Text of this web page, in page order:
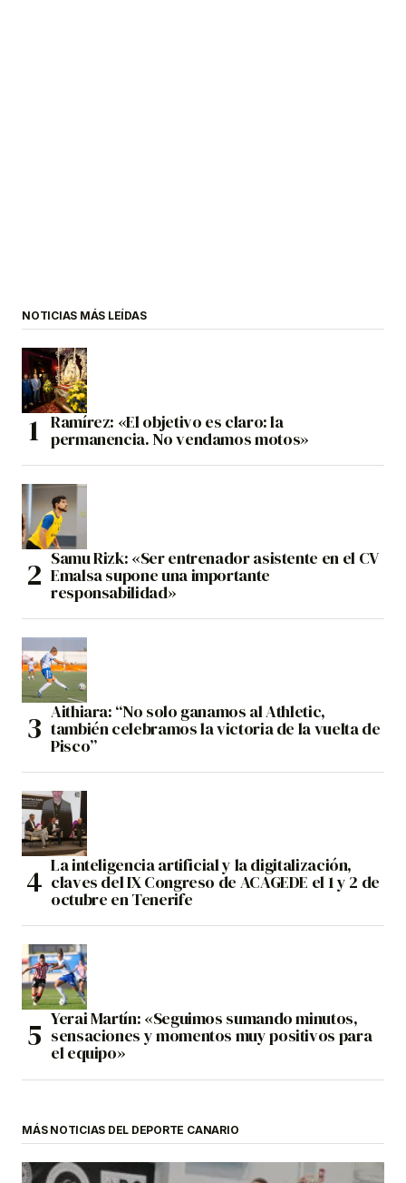
NOTICIAS MÁS LEÍDAS
Ramírez: «El objetivo es claro: la
permanencia. No vendamos motos»
Samu Rizk: «Ser entrenador asistente en el CV
Emalsa supone una importante
responsabilidad»
Aithiara: “No solo ganamos al Athletic,
también celebramos la victoria de la vuelta de
Pisco”
La inteligencia artificial y la digitalización,
claves del IX Congreso de ACAGEDE el 1 y 2 de
octubre en Tenerife
Yerai Martín: «Seguimos sumando minutos,
sensaciones y momentos muy positivos para
el equipo»
MÁS NOTICIAS DEL DEPORTE CANARIO